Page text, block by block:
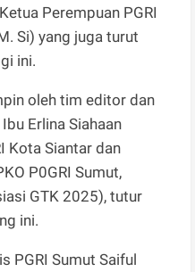
Perempuan PGRI
Si) yang juga turut
ini.
oleh tim editor dan
Erlina Siahaan
Kota Siantar dan
P0GRI Sumut,
GTK 2025), tutur
ini.
PGRI Sumut Saiful